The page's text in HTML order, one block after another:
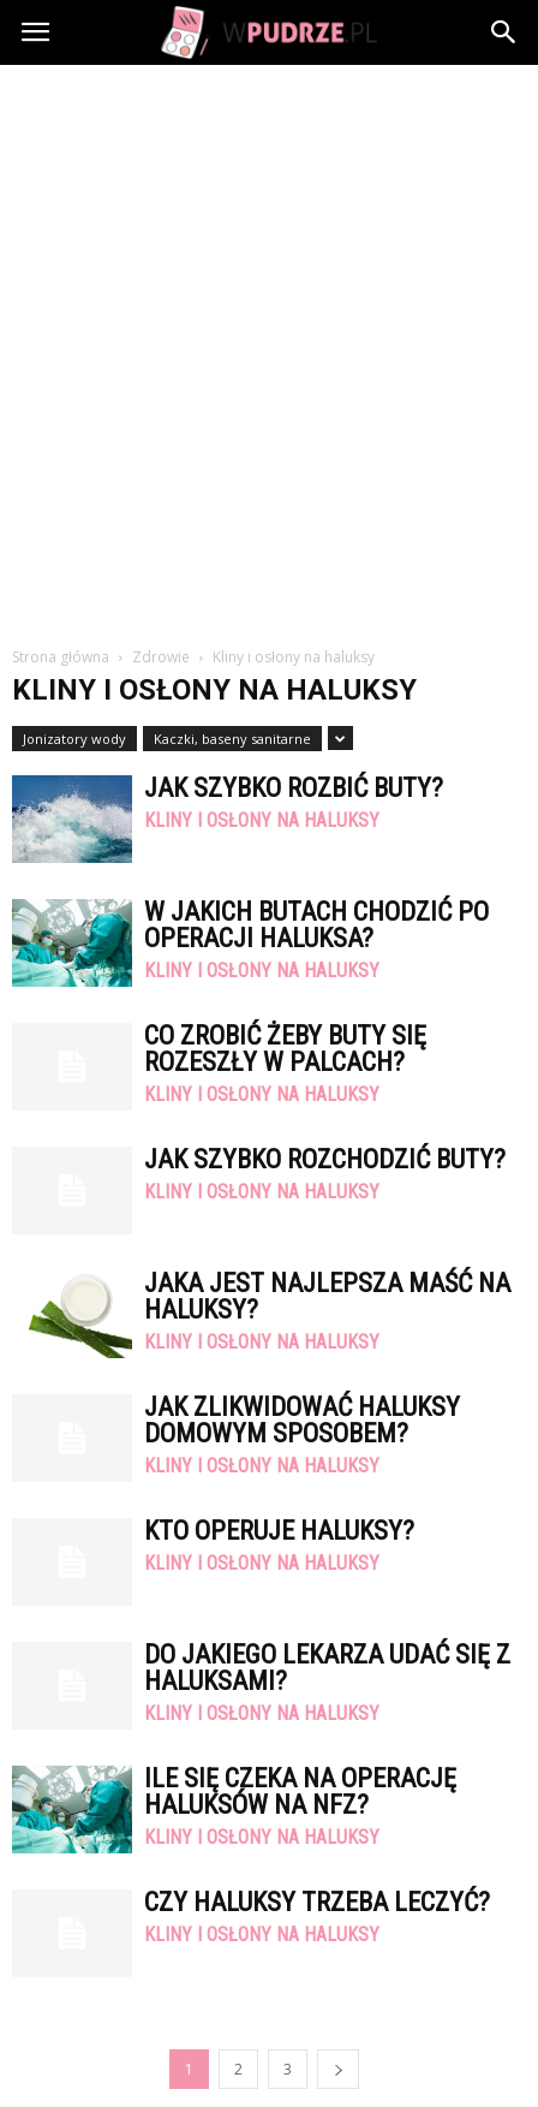
wPudrze.pl
Strona główna Zdrowie Kliny i osłony na haluksy
KLINY I OSŁONY NA HALUKSY
Jonizatory wody Kaczki, baseny sanitarne
JAK SZYBKO ROZBIĆ BUTY?
KLINY I OSŁONY NA HALUKSY
W JAKICH BUTACH CHODZIĆ PO
OPERACJI HALUKSA?
KLINY I OSŁONY NA HALUKSY
CO ZROBIĆ ŻEBY BUTY SIĘ
ROZESZŁY W PALCACH?
KLINY I OSŁONY NA HALUKSY
JAK SZYBKO ROZCHODZIĆ BUTY?
KLINY I OSŁONY NA HALUKSY
JAKA JEST NAJLEPSZA MAŚĆ NA
HALUKSY?
KLINY I OSŁONY NA HALUKSY
JAK ZLIKWIDOWAĆ HALUKSY
DOMOWYM SPOSOBEM?
KLINY I OSŁONY NA HALUKSY
KTO OPERUJE HALUKSY?
KLINY I OSŁONY NA HALUKSY
DO JAKIEGO LEKARZA UDAĆ SIĘ Z
HALUKSAMI?
KLINY I OSŁONY NA HALUKSY
ILE SIĘ CZEKA NA OPERACJĘ
HALUKSÓW NA NFZ?
KLINY I OSŁONY NA HALUKSY
CZY HALUKSY TRZEBA LECZYĆ?
KLINY I OSŁONY NA HALUKSY
1 2 3